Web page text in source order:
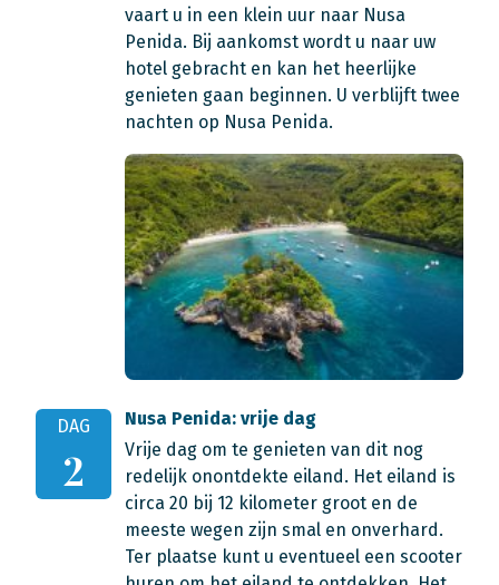
vaart u in een klein uur naar Nusa
Penida. Bij aankomst wordt u naar uw
hotel gebracht en kan het heerlijke
genieten gaan beginnen. U verblijft twee
nachten op Nusa Penida.
DAG
2
Nusa Penida: vrije dag
Vrije dag om te genieten van dit nog
redelijk onontdekte eiland. Het eiland is
circa 20 bij 12 kilometer groot en de
meeste wegen zijn smal en onverhard.
Ter plaatse kunt u eventueel een scooter